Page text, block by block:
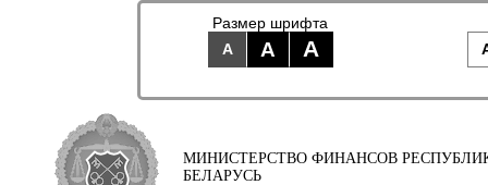
Размер шрифта
A
A A
МИНИСТЕРСТВО ФИНАНСОВ
БЕЛАРУСЬ